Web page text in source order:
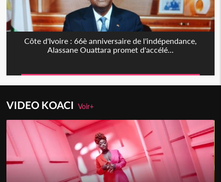
Côte d'Ivoire : 66è anniversaire de l'indépendance,
Alassane Ouattara promet d'accélé...
VIDEO KOACIVoir+